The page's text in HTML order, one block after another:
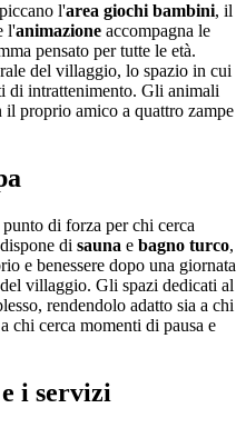
l'area giochi bambini, il
l'animazione accompagna le
pensato per tutte le età.
del villaggio, lo spazio in cui
di intrattenimento. Gli animali
proprio amico a quattro zampe
di forza per chi cerca
dispone di sauna e bagno turco,
e benessere dopo una giornata
villaggio. Gli spazi dedicati al
rendendolo adatto sia a chi
chi cerca momenti di pausa e
i servizi